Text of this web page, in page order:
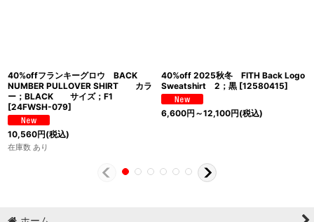
40%offフランキーグロウ BACK
NUMBER PULLOVER SHIRT カラ
ー；BLACK サイズ；F1
[24FWSH-079]
10,560円(税込)
在庫数 あり
40%off 2025秋冬 FITH Back Logo
Sweatshirt 2；黒 [12580415]
6,600円 ～12,100円(税込)